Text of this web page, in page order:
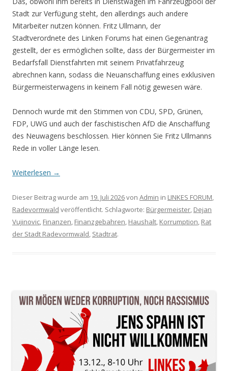
Stadt zur Verfügung steht, den allerdings auch andere
Mitarbeiter nutzen können. Fritz Ullmann, der
Stadtverordnete des Linken Forums hat einen Gegenantrag
gestellt, der es ermöglichen sollte, dass der Bürgermeister im
Bedarfsfall Dienstfahrten mit seinem Privatfahrzeug
abrechnen kann, sodass die Neuanschaffung eines exklusiven
Bürgermeisterwagens in keinem Fall nötig gewesen wäre.
Dennoch wurde mit den Stimmen von CDU, SPD, Grünen,
FDP, UWG und auch der faschistischen AfD die Anschaffung
des Neuwagens beschlossen. Hier können Sie Fritz Ullmanns
Rede in voller Länge lesen.
Weiterlesen →
Dieser Beitrag wurde am 19. Juli 2026von Admin in LINKES FORUM,
Radevormwald veröffentlicht. Schlagworte: Bürgermeister, Dejan
Vujinovic, Finanzen, Finanzgebahren, Haushalt, Korrumption, Rat
der Stadt Radevormwald, Stadtrat.